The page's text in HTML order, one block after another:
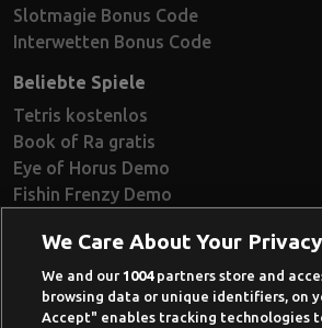
Slotmagie Bonus Code
Interwetten Bonus Code
Beliebte Spiele
Tetris kostenlos
Book of Ra gratis
Eye of Horus Demo
Fishin Frenzy Demo
Book of Dead Demo
Razor Shark Demo
Beste Online Casinos 2026
We Care About Your Privacy
We and our1004partners store and
browsing data or unique identifiers, on
Accept" enables tracking technologies